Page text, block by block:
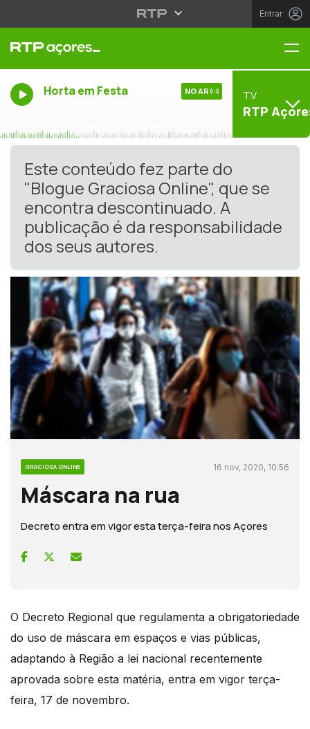
Entrar
Horta em Festa NO AR TV
RTP
Este conteúdo fez parte do
"Blogue Graciosa Online", que se
encontra descontinuado. A
publicação é da responsabilidade
dos seus autores.
GRACIOSA ONLINE 16 nov, 2020, 10:56
Máscara na rua
Decreto entra em vigor esta terça-feira nos Açores
O Decreto Regional que regulamenta a obrigatoriedade
do uso de máscara em espaços e vias públicas,
adaptando à Região a lei nacional recentemente
aprovada sobre esta matéria, entra em vigor terça-
feira, 17 de novembro.